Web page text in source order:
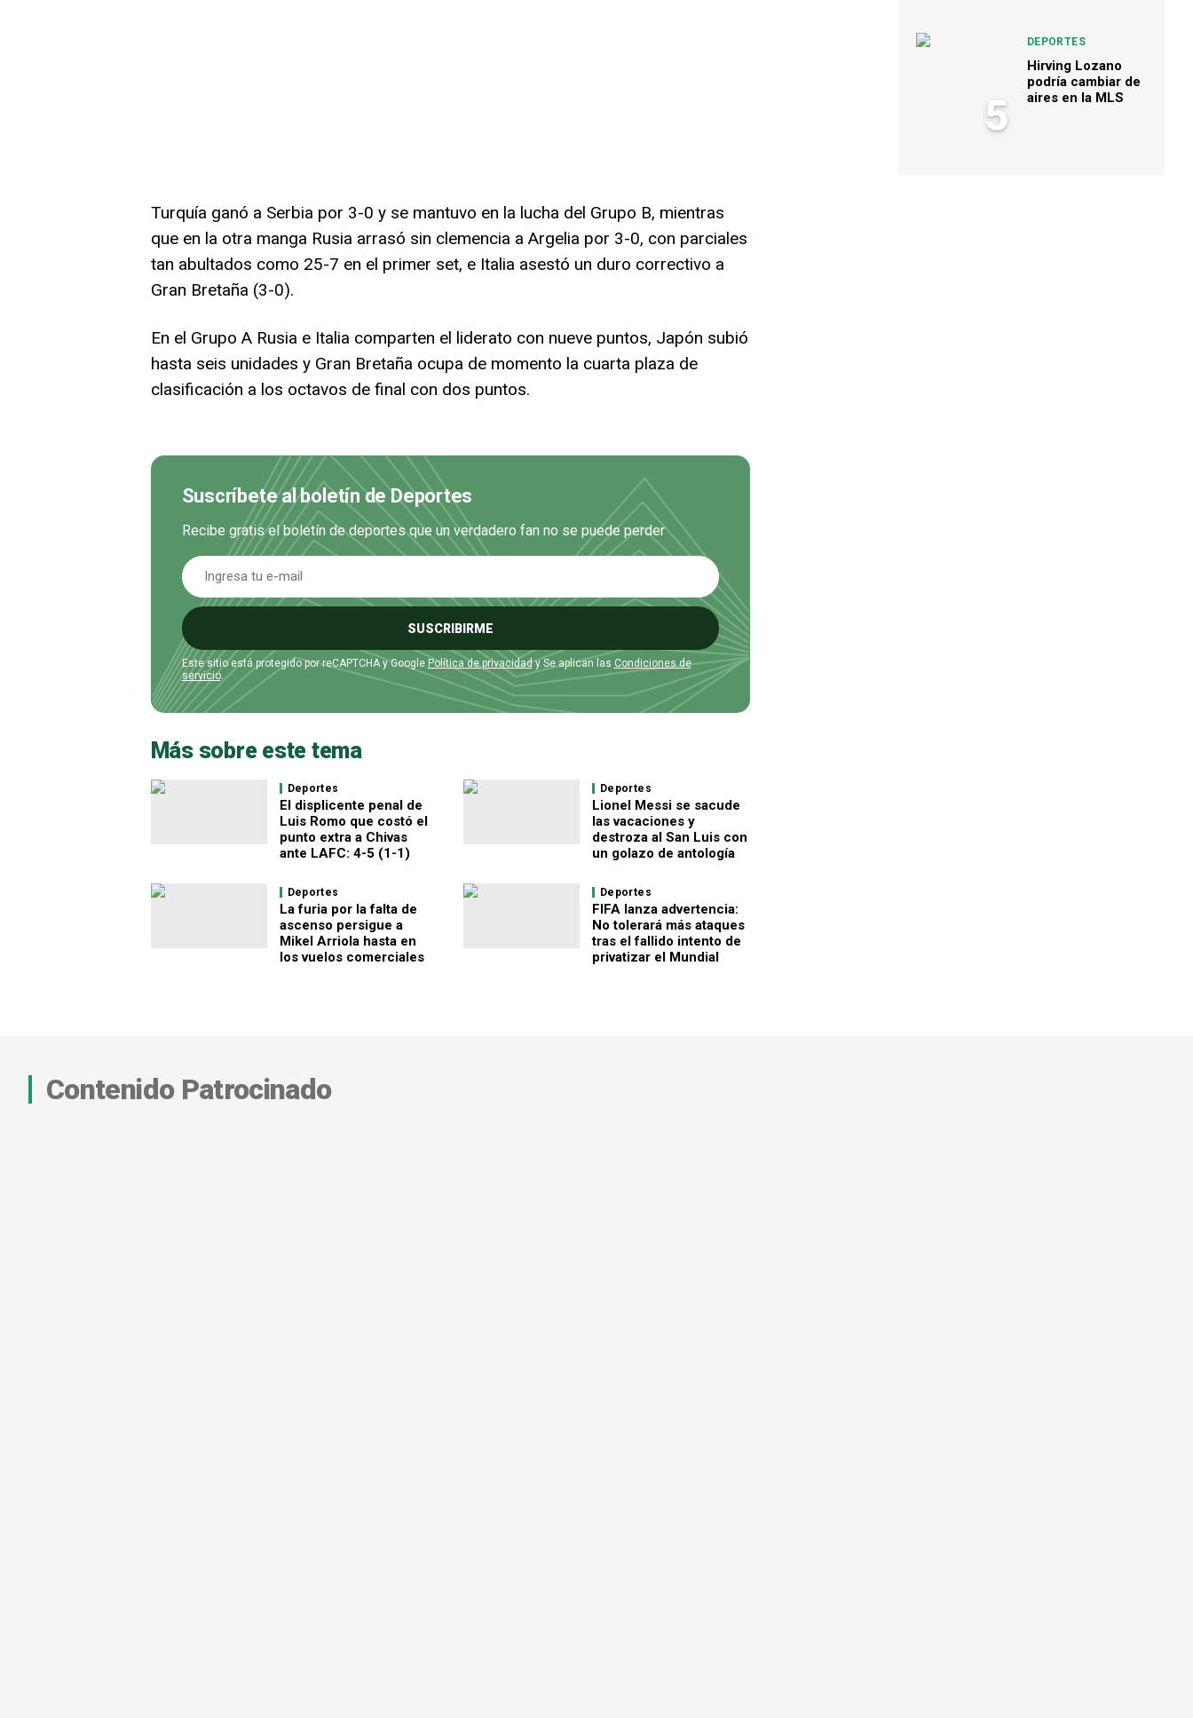
Turquía ganó a Serbia por 3-0 y se mantuvo en la lucha del Grupo B, mientras
que en la otra manga Rusia arrasó sin clemencia a Argelia por 3-0, con parciales
tan abultados como 25-7 en el primer set, e Italia asestó un duro correctivo a
Gran Bretaña (3-0).
En el Grupo A Rusia e Italia comparten el liderato con nueve puntos, Japón subió
hasta seis unidades y Gran Bretaña ocupa de momento la cuarta plaza de
clasificación a los octavos de final con dos puntos.
Suscríbete al boletín de Deportes
Recibe gratis el boletín de deportes que un verdadero fan no se puede perder
SUSCRIBIRME
Este sitio está protegido por reCAPTCHA y Google Política de privacidady Se aplican las Condiciones de
servicio.
Más sobre este tema
Deportes
El displicente penal de
Luis Romo que costó el
punto extra a Chivas
ante LAFC: 4-5 (1-1)
Deportes
Lionel Messi se sacude
las vacaciones y
destroza al San Luis con
un golazo de antología
Deportes
La furia por la falta de
ascenso persigue a
Mikel Arriola hasta en
los vuelos comerciales
Deportes
FIFA lanza advertencia:
No tolerará más ataques
tras el fallido intento de
privatizar el Mundial
5
DEPORTES
Hirving Lozano
podría cambiar de
aires en la MLS
Contenido Patrocinado